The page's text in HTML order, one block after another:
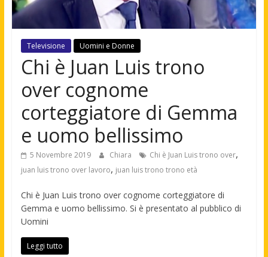
Televisione Uomini e Donne
Chi è Juan Luis trono
over cognome
corteggiatore di Gemma
e uomo bellissimo
5 Novembre 2019 Chiara Chi è Juan Luis trono over,
juan luis trono over lavoro, juan luis trono trono età
Chi è Juan Luis trono over cognome corteggiatore di
Gemma e uomo bellissimo. Si è presentato al pubblico di
Uomini
Leggi tutto